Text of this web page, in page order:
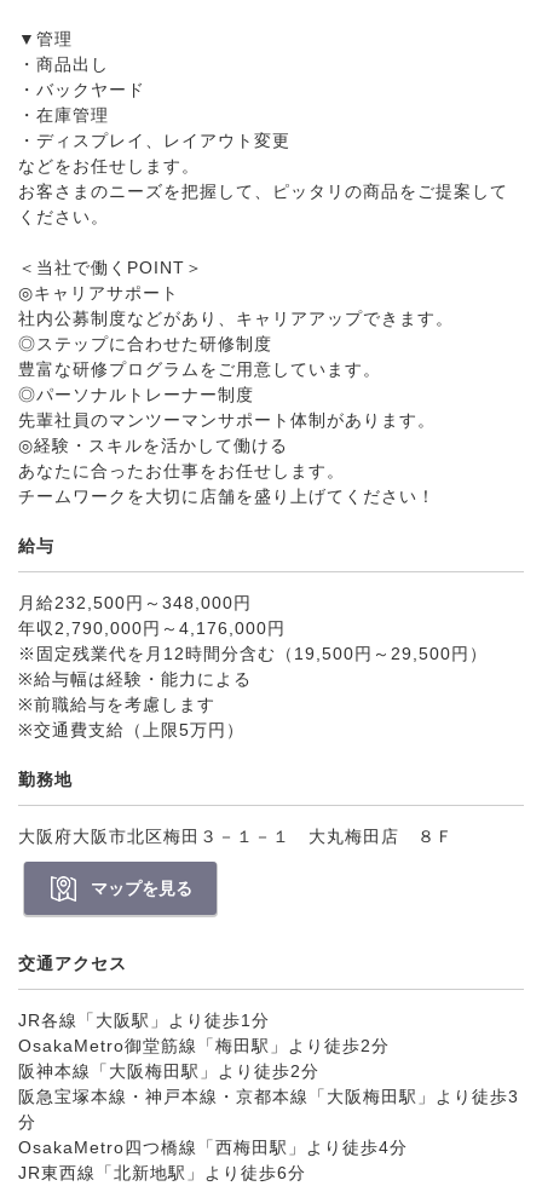
▼管理
・商品出し
・バックヤード
・在庫管理
・ディスプレイ、レイアウト変更
などをお任せします。
お客さまのニーズを把握して、ピッタリの商品をご提案して
ください。
＜当社で働くPOINT＞
◎キャリアサポート
社内公募制度などがあり、キャリアアップできます。
◎ステップに合わせた研修制度
豊富な研修プログラムをご用意しています。
◎パーソナルトレーナー制度
先輩社員のマンツーマンサポート体制があります。
◎経験・スキルを活かして働ける
あなたに合ったお仕事をお任せします。
チームワークを大切に店舗を盛り上げてください！
給与
月給232,500円～348,000円
年収2,790,000円～4,176,000円
※固定残業代を月12時間分含む（19,500円～29,500円）
※給与幅は経験・能力による
※前職給与を考慮します
※交通費支給（上限5万円）
勤務地
大阪府大阪市北区梅田３－１－１ 大丸梅田店 ８Ｆ
マップを見る
交通アクセス
JR各線「大阪駅」より徒歩1分
OsakaMetro御堂筋線「梅田駅」より徒歩2分
阪神本線「大阪梅田駅」より徒歩2分
阪急宝塚本線・神戸本線・京都本線「大阪梅田駅」より徒歩3
分
OsakaMetro四つ橋線「西梅田駅」より徒歩4分
JR東西線「北新地駅」より徒歩6分